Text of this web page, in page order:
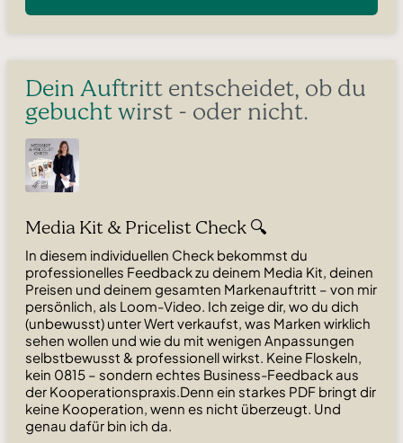
Dein Auftritt entscheidet, ob du
gebucht wirst - oder nicht.
Media Kit & Pricelist Check 🔍
In diesem individuellen Check bekommst du
professionelles Feedback zu deinem Media Kit, deinen
Preisen und deinem gesamten Markenauftritt – von mir
persönlich, als Loom-Video. Ich zeige dir, wo du dich
(unbewusst) unter Wert verkaufst, was Marken wirklich
sehen wollen und wie du mit wenigen Anpassungen
selbstbewusst & professionell wirkst. Keine Floskeln,
kein 0815 – sondern echtes Business-Feedback aus
der Kooperationspraxis.Denn ein starkes PDF bringt dir
keine Kooperation, wenn es nicht überzeugt. Und
genau dafür bin ich da.